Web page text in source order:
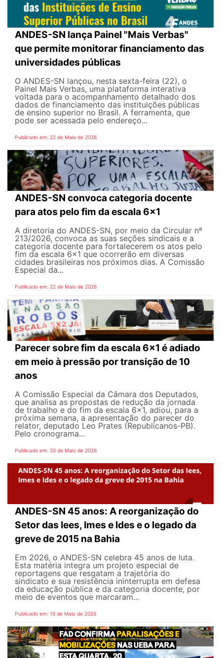
ANDES-SN lança Painel "Mais Verbas"
que permite monitorar financiamento das
universidades públicas
O ANDES-SN lançou, nesta sexta-feira (22), o
Painel Mais Verbas, uma plataforma interativa
voltada para o acompanhamento detalhado dos
dados de financiamento das instituições públicas
de ensino superior no Brasil. A ferramenta, que
pode ser acessada pelo endereço...
Publicado em: 22 de Maio de 2026
ANDES-SN convoca categoria docente
para atos pelo fim da escala 6x1
A diretoria do ANDES-SN, por meio da Circular nº
213/2026, convoca as suas seções sindicais e a
categoria docente para fortalecerem os atos pelo
fim da escala 6x1 que ocorrerão em diversas
cidades brasileiras nos próximos dias. A Comissão
Especial da...
Publicado em: 22 de Maio de 2026
Parecer sobre fim da escala 6x1 é adiado
em meio à pressão por transição de 10
anos
A Comissão Especial da Câmara dos Deputados,
que analisa as propostas de redução da jornada
de trabalho e do fim da escala 6x1, adiou, para a
próxima semana, a apresentação do parecer do
relator, deputado Leo Prates (Republicanos-PB).
Pelo cronograma...
Publicado em: 20 de Maio de 2026
ANDES-SN 45 anos: A reorganização do
Setor das Iees, Imes e Ides e o legado da
greve de 2015 na Bahia
Em 2026, o ANDES-SN celebra 45 anos de luta.
Esta matéria integra um projeto especial de
reportagens que resgatam a trajetória do
sindicato e sua resistência ininterrupta em defesa
da educação pública e da categoria docente, por
meio de eventos que marcaram...
Publicado em: 19 de Maio de 2026